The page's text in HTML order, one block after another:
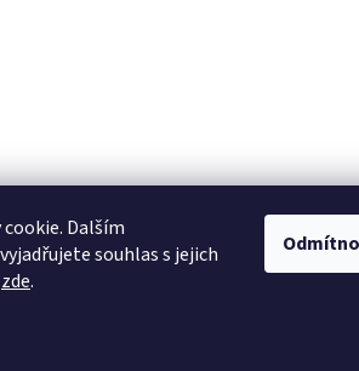
Dalším
souhlas s jejich
zde.